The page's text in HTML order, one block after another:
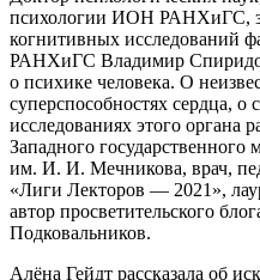
психологии ИОН РАНХиГС,
когнитивных исследований
РАНХиГС Владимир
о психике человека. О
суперспособностях сердца,
исследованиях этого органа
Западного государственного
им. И. И. Мечникова, врач,
«Лиги Лекторов — 2021»,
автор просветительского
Подковальников.
Алёна Гейдт рассказала об